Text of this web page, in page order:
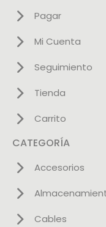
Pagar
Mi Cuenta
Seguimiento
Tienda
Carrito
CATEGORÍA
Accesorios
Cables